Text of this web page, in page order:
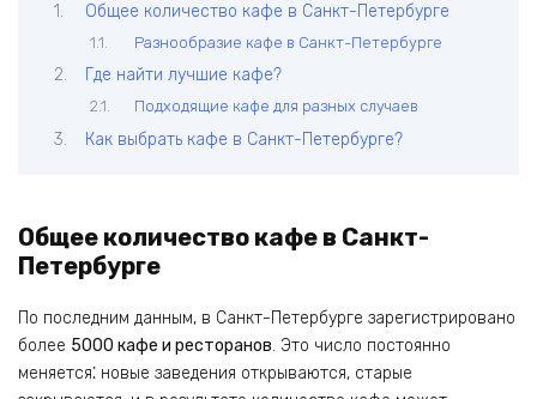
Общее количество кафе в Санкт-Петербурге
Разнообразие кафе в Санкт-Петербурге
Где найти лучшие кафе?
Подходящие кафе для разных случаев
Как выбрать кафе в Санкт-Петербурге?
Общее количество кафе в Санкт-
Петербурге
По последним данным, в Санкт-Петербурге зарегистрировано
более 5000 кафе и ресторанов. Это число постоянно
меняется⁚ новые заведения открываются, старые